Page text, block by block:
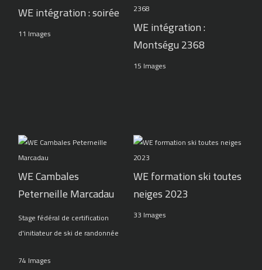
WE intégration : soirée
11 Images
WE intégration :
Montségu 2368
15 Images
WE Cambales
Peterneille Marcadau
Stage fédéral de certification
d'initiateur de ski de randonnée
74 Images
WE formation ski toutes
neiges 2023
33 Images